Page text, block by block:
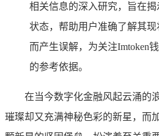
相关信息的深入研究，旨在
状态，帮助用户准确了解其
而产生误解，为关注Imtoken
的参考依据。
在当今数字化金融风起云涌的
璀璨却又充满神秘色彩的新星，而